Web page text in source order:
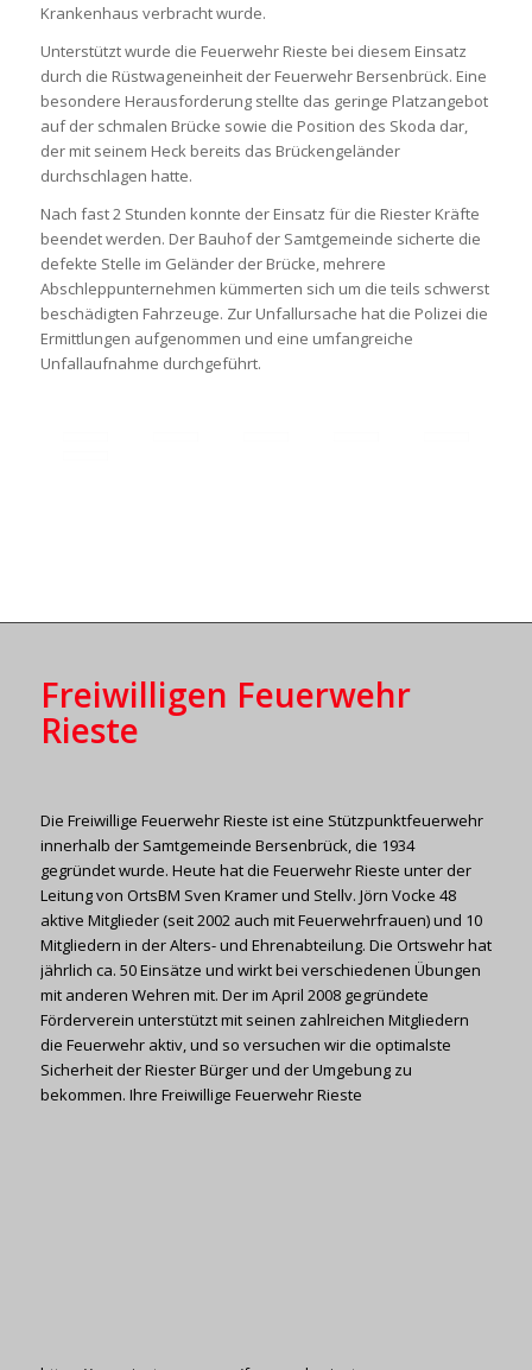
Krankenhaus verbracht wurde.
Unterstützt wurde die Feuerwehr Rieste bei diesem Einsatz
durch die Rüstwageneinheit der Feuerwehr Bersenbrück. Eine
besondere Herausforderung stellte das geringe Platzangebot
auf der schmalen Brücke sowie die Position des Skoda dar,
der mit seinem Heck bereits das Brückengeländer
durchschlagen hatte.
Nach fast 2 Stunden konnte der Einsatz für die Riester Kräfte
beendet werden. Der Bauhof der Samtgemeinde sicherte die
defekte Stelle im Geländer der Brücke, mehrere
Abschleppunternehmen kümmerten sich um die teils schwerst
beschädigten Fahrzeuge. Zur Unfallursache hat die Polizei die
Ermittlungen aufgenommen und eine umfangreiche
Unfallaufnahme durchgeführt.
Freiwilligen Feuerwehr
Rieste
Die Freiwillige Feuerwehr Rieste ist eine Stützpunktfeuerwehr
innerhalb der Samtgemeinde Bersenbrück, die 1934
gegründet wurde. Heute hat die Feuerwehr Rieste unter der
Leitung von OrtsBM Sven Kramer und Stellv. Jörn Vocke 48
aktive Mitglieder (seit 2002 auch mit Feuerwehrfrauen) und 10
Mitgliedern in der Alters- und Ehrenabteilung. Die Ortswehr hat
jährlich ca. 50 Einsätze und wirkt bei verschiedenen Übungen
mit anderen Wehren mit. Der im April 2008 gegründete
Förderverein unterstützt mit seinen zahlreichen Mitgliedern
die Feuerwehr aktiv, und so versuchen wir die optimalste
Sicherheit der Riester Bürger und der Umgebung zu
bekommen. Ihre Freiwillige Feuerwehr Rieste